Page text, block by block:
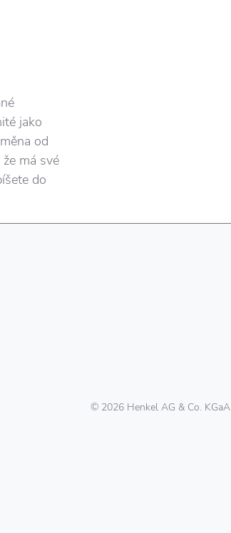
jako
od
má své
do
© 2026 Henkel AG & Co. KGaA